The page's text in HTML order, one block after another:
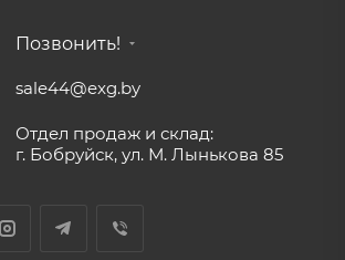
Позвонить!
sale44@exg.by
Отдел продаж и склад:
г. Бобруйск, ул. М. Лынькова 85